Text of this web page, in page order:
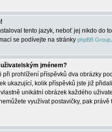
tento jazyk, neboť jej nikdo do
se podívejte na stránky phpBB Group.
jménem?
při prohlížení příspěvků dva obrázky
ukazující, kolik příspěvků jste již
unikátní obrázek každého
využívat postavičky, pak